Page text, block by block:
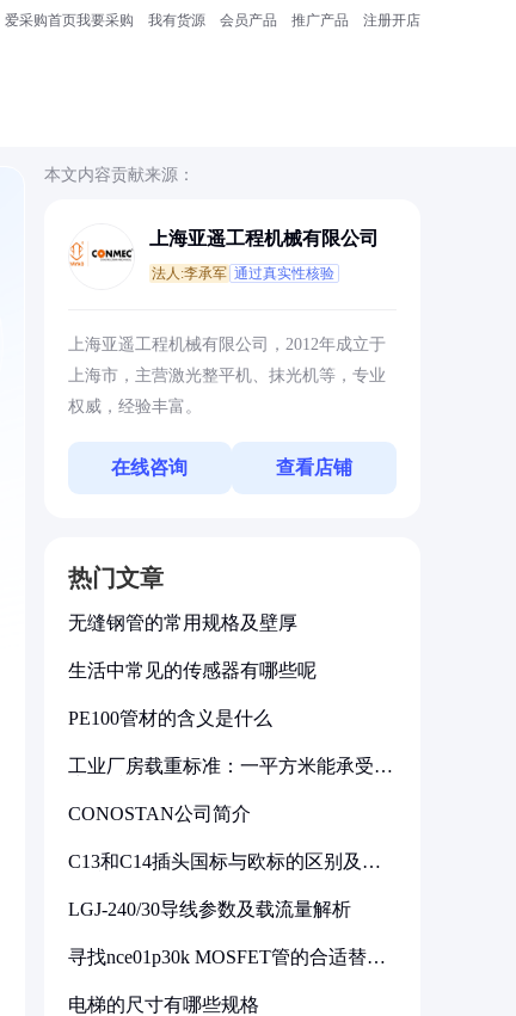
爱采购首页我要采购 我有货源 会员产品 推广产品 注册开店
本文内容贡献来源：
上海亚遥工程机械有限公司
法人:李承军 通过真实性核验
上海亚遥工程机械有限公司，2012年成立于
上海市，主营激光整平机、抹光机等，专业
权威，经验丰富。
在线咨询 查看店铺
热门文章
无缝钢管的常用规格及壁厚
生活中常见的传感器有哪些呢
PE100管材的含义是什么
工业厂房载重标准：一平方米能承受多
CONOSTAN公司简介
C13和C14插头国标与欧标的区别及其
LGJ-240/30导线参数及载流量解析
寻找nce01p30k MOSFET管的合适替代
电梯的尺寸有哪些规格